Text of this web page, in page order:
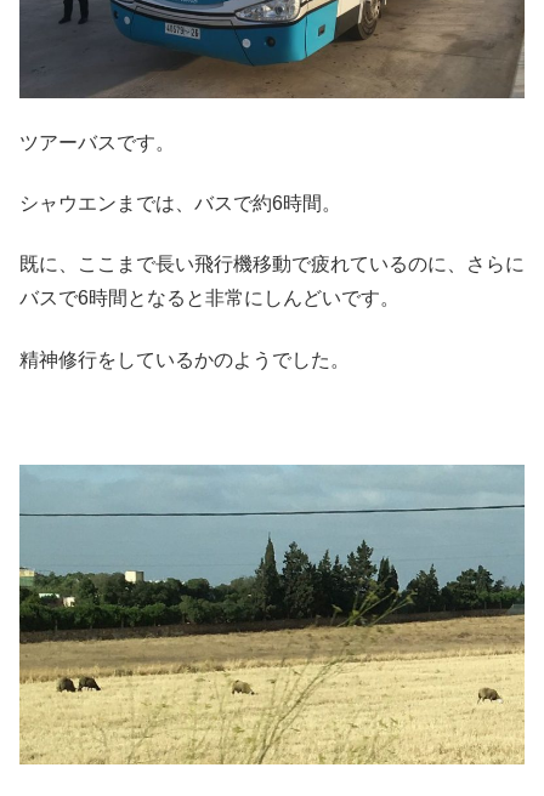
ツアーバスです。
シャウエンまでは、バスで約6時間。
既に、ここまで長い飛行機移動で疲れているのに、さらに
バスで6時間となると非常にしんどいです。
精神修行をしているかのようでした。